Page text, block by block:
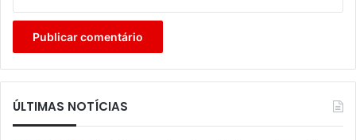
ÚLTIMAS NOTÍCIAS